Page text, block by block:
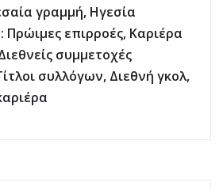
γραμμή, Ηγεσία
Πρώιμες επιρροές, Καριέρα
συμμετοχές
συλλόγων, Διεθνή γκολ,